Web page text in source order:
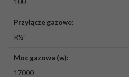
Przyłącze gazowe:
R½"
Moc gazowa (w):
17000